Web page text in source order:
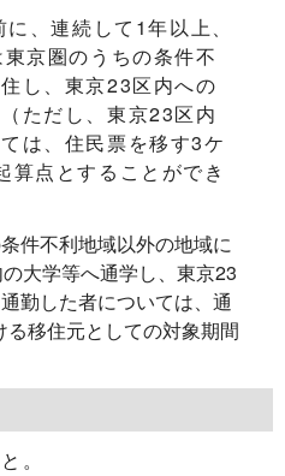
、連続して1年以上、
京圏のうちの条件不
し、東京23区内への
ただし、東京23区内
は、住民票を移す3ケ
算点とすることができ
件不利地域以外の地域に
大学等へ通学し、東京23
勤した者については、通
移住元としての対象期間
。